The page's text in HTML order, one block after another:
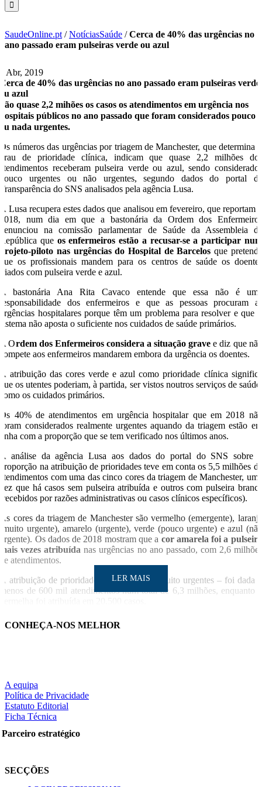
SaudeOnline.pt /NotíciasSaúde /Cerca de 40% das urgências no
ano passado eram pulseiras verde ou azul
4 Abr, 2019
Cerca de 40% das urgências no ano passado eram pulseiras verde
ou azul
São quase 2,2 mihões os casos os atendimentos em urgência nos
hospitais públicos no ano passado que foram considerados pouco
ou nada urgentes.
Os números das urgências por triagem de Manchester, que determina o
grau de prioridade clínica, indicam que quase 2,2 milhões dos
atendimentos receberam pulseira verde ou azul, sendo considerados
pouco urgentes ou não urgentes, segundo dados do portal da
Transparência do SNS analisados pela agência Lusa.
A Lusa recupera estes dados que analisou em fevereiro, que reportam a
2018, num dia em que a bastonária da Ordem dos Enfermeiros
denunciou na comissão parlamentar de Saúde da Assembleia da
República que os enfermeiros estão a recusar-se a participar num
projeto-piloto nas urgências do Hospital de Barcelos que pretende
que os profissionais mandem para os centros de saúde os doentes
triados com pulseira verde e azul.
A bastonária Ana Rita Cavaco entende que essa não é uma
responsabilidade dos enfermeiros e que as pessoas procuram as
urgências hospitalares porque têm um problema para resolver e que o
sistema não aposta o suficiente nos cuidados de saúde primários.
A Ordem dos Enfermeiros considera a situação grave e diz que não
compete aos enfermeiros mandarem embora da urgência os doentes.
A atribuição das cores verde e azul como prioridade clínica significa
que os utentes poderiam, à partida, ser vistos noutros serviços de saúde,
como os cuidados primários.
Os 40% de atendimentos em urgência hospitalar que em 2018 não
foram considerados realmente urgentes aquando da triagem estão em
linha com a proporção que se tem verificado nos últimos anos.
A análise da agência Lusa aos dados do portal do SNS sobre a
proporção na atribuição de prioridades teve em conta os 5,5 milhões de
atendimentos com uma das cinco cores da triagem de Manchester, uma
vez que há casos sem pulseira atribuída e outros com pulseira branca
(recebidos por razões administrativas ou casos clínicos específicos).
As cores da triagem de Manchester são vermelho (emergente), laranja
(muito urgente), amarelo (urgente), verde (pouco urgente) e azul (não
urgente). Os dados de 2018 mostram que a cor amarela foi a pulseira
mais vezes atribuída nas urgências no ano passado, com 2,6 milhões
de atendimentos.
A atribuição de prioridade laranja – casos muito urgentes – foi dada a
menos de 600 mil atendimentos num total de 6,3 milhões, enquanto a
De acordo com os números do portal do SNS, houve ainda no ano
passado mais de 700 mil atendimentos sem triagem de Manchester
Partilhe nas redes sociais:
LER MAIS
CONHEÇA-NOS MELHOR
A equipa
Política de Privacidade
Estatuto Editorial
Ficha Técnica
Parceiro estratégico
SECÇÕES